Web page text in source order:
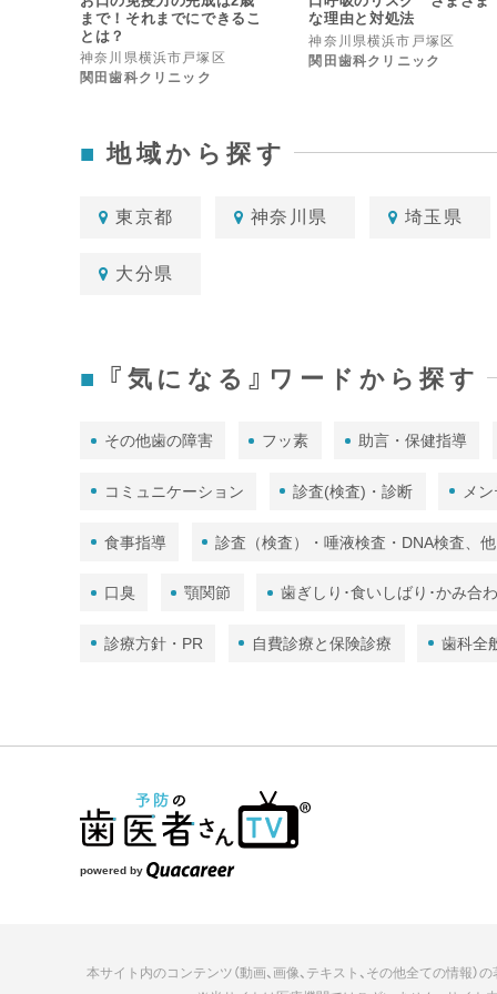
まで！それまでにできるこ
とは？
神奈川県横浜市戸塚区
関田歯科クリニック
な理由と対処法
神奈川県横浜市戸塚区
関田歯科クリニック
地域から探す
東京都 神奈川県 埼玉県
大分県
『気になる』ワードから探す
その他歯の障害 フッ素 助言・保健指導
コミュニケーション 診査(検査)・診断 メ
食事指導 診査（検査）・唾液検査・DNA検査、他
口臭 顎関節 歯ぎしり･食いしばり･かみ合
診療方針・PR 自費診療と保険診療 歯科全
powered by
本サイト内のコンテンツ（動画、画像、テキスト、その他全ての情報